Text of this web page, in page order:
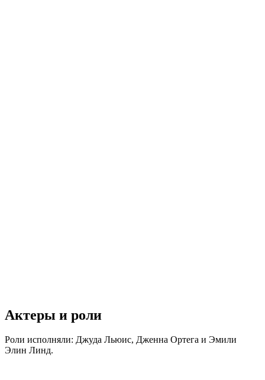
Актеры и роли
Роли исполняли: Джуда Льюис, Дженна Ортега и Эмили
Элин Линд.